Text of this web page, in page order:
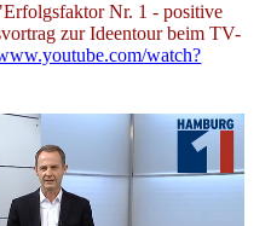
Nr. 1 - positive
zur Ideentour beim TV-
watch?